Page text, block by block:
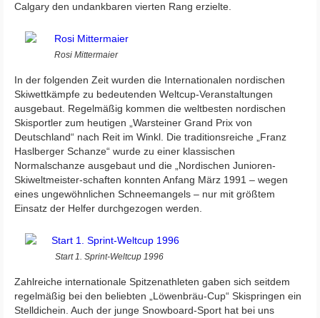
Calgary den undankbaren vierten Rang erzielte.
Rosi Mittermaier
In der folgenden Zeit wurden die Internationalen nordischen
Skiwettkämpfe zu bedeutenden Weltcup-Veranstaltungen
ausgebaut. Regelmäßig kommen die weltbesten nordischen
Skisportler zum heutigen „Warsteiner Grand Prix von
Deutschland“ nach Reit im Winkl. Die traditionsreiche „Franz
Haslberger Schanze“ wurde zu einer klassischen
Normalschanze ausgebaut und die „Nordischen Junioren-
Skiweltmeister-schaften konnten Anfang März 1991 – wegen
eines ungewöhnlichen Schneemangels – nur mit größtem
Einsatz der Helfer durchgezogen werden.
Start 1. Sprint-Weltcup 1996
Zahlreiche internationale Spitzenathleten gaben sich seitdem
regelmäßig bei den beliebten „Löwenbräu-Cup“ Skispringen ein
Stelldichein. Auch der junge Snowboard-Sport hat bei uns